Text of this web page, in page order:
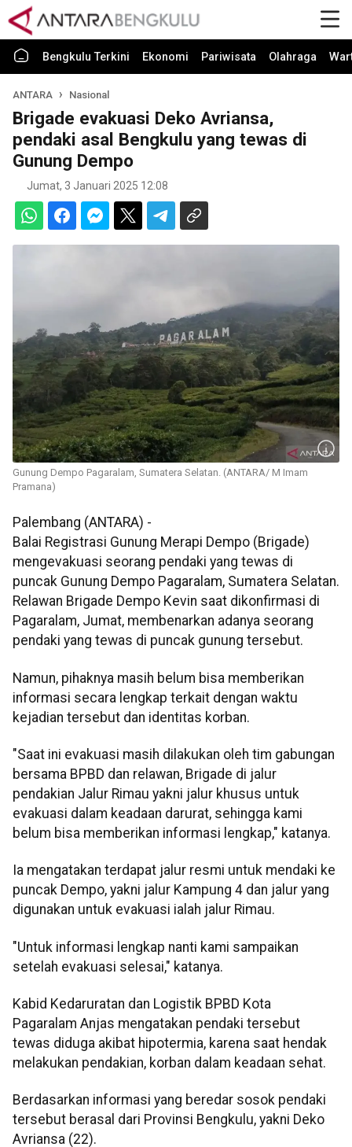
Bengkulu Terkini Ekonomi Pariwisata Olahraga
ANTARA Nasional
Brigade evakuasi Deko Avriansa,
pendaki asal Bengkulu yang tewas di
Gunung Dempo
Jumat, 3 Januari 2025 12:08
Gunung Dempo Pagaralam, Sumatera Selatan. (ANTARA/ M Imam
Pramana)
Palembang (ANTARA) -
Balai Registrasi Gunung Merapi Dempo (Brigade)
mengevakuasi seorang pendaki yang tewas di
puncak Gunung Dempo Pagaralam, Sumatera Selatan.
Relawan Brigade Dempo Kevin saat dikonfirmasi di
Pagaralam, Jumat, membenarkan adanya seorang
pendaki yang tewas di puncak gunung tersebut.
Namun, pihaknya masih belum bisa memberikan
informasi secara lengkap terkait dengan waktu
kejadian tersebut dan identitas korban.
"Saat ini evakuasi masih dilakukan oleh tim gabungan
bersama BPBD dan relawan, Brigade di jalur
pendakian Jalur Rimau yakni jalur khusus untuk
evakuasi dalam keadaan darurat, sehingga kami
belum bisa memberikan informasi lengkap," katanya.
Ia mengatakan terdapat jalur resmi untuk mendaki ke
puncak Dempo, yakni jalur Kampung 4 dan jalur yang
digunakan untuk evakuasi ialah jalur Rimau.
"Untuk informasi lengkap nanti kami sampaikan
setelah evakuasi selesai," katanya.
Kabid Kedaruratan dan Logistik BPBD Kota
Pagaralam Anjas mengatakan pendaki tersebut
tewas diduga akibat hipotermia, karena saat hendak
melakukan pendakian, korban dalam keadaan sehat.
Berdasarkan informasi yang beredar sosok pendaki
tersebut berasal dari Provinsi Bengkulu, yakni Deko
Avriansa (22).